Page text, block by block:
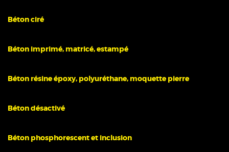
Béton ciré
Béton imprimé, matricé, estampé
Béton résine époxy, polyuréthane, moquette pierre
Béton désactivé
Béton phosphorescent et inclusion